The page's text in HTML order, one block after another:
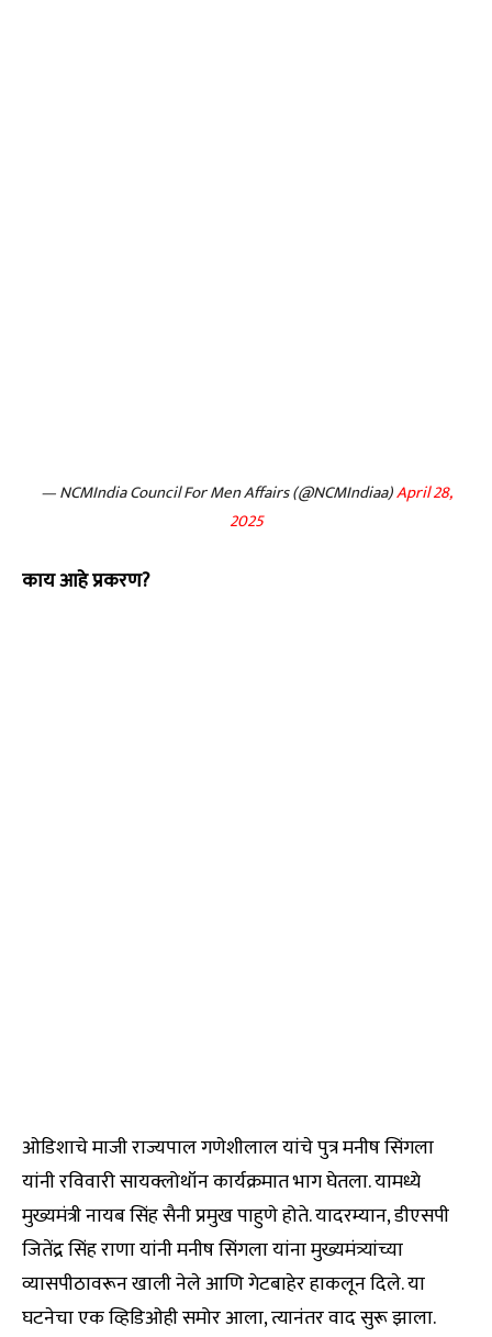
— NCMIndia Council For Men Affairs (@NCMIndiaa)April 28,
2025
काय आहे प्रकरण?
ओडिशाचे माजी राज्यपाल गणेशीलाल यांचे पुत्र मनीष सिंगला
यांनी रविवारी सायक्लोथॉन कार्यक्रमात भाग घेतला. यामध्ये
मुख्यमंत्री नायब सिंह सैनी प्रमुख पाहुणे होते. यादरम्यान, डीएसपी
जितेंद्र सिंह राणा यांनी मनीष सिंगला यांना मुख्यमंत्र्यांच्या
व्यासपीठावरून खाली नेले आणि गेटबाहेर हाकलून दिले. या
घटनेचा एक व्हिडिओही समोर आला, त्यानंतर वाद सुरू झाला.